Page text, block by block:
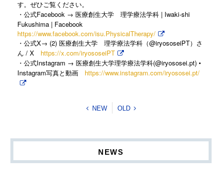
す。ぜひご覧ください。
・公式Facebook → 医療創生大学 理学療法学科| Iwaki-shi
Fukushima | Facebook
https://www.facebook.com/isu.PhysicalTherapy/
・公式X→ (2) 医療創生大学 理学療法学科（@iryososeiPT）さ
ん / X https://x.com/iryososeiPT
・公式Instagram → 医療創生大学理学療法学科(@iryososei.pt) •
Instagram写真と動画 https://www.instagram.com/iryososei.pt/
NEW OLD
NEWS